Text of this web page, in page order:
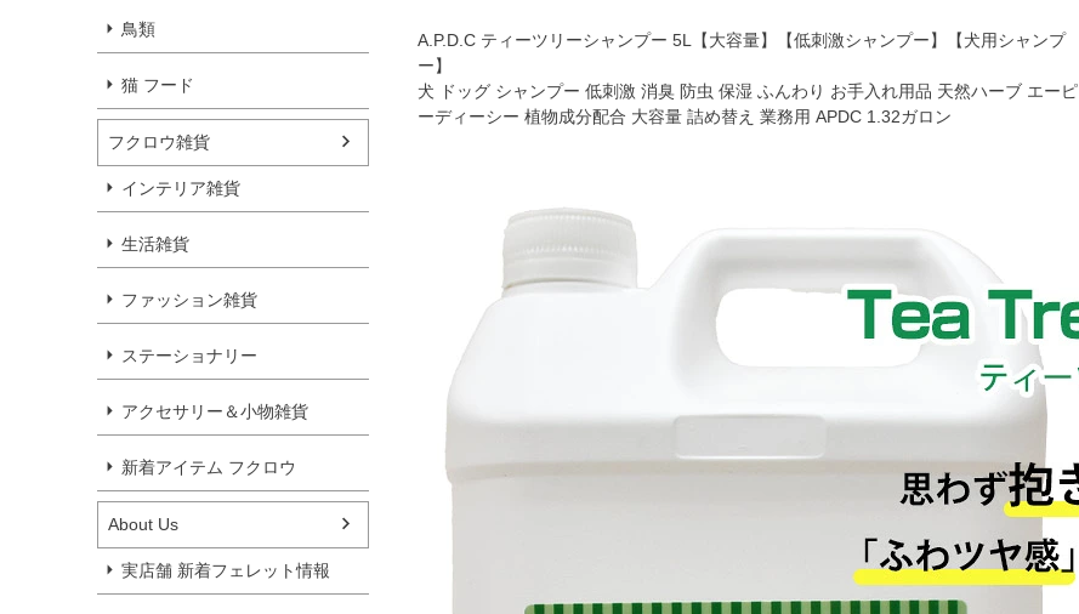
鳥類
猫 フード
フクロウ雑貨
インテリア雑貨
生活雑貨
ファッション雑貨
ステーショナリー
アクセサリー＆小物雑貨
新着アイテム フクロウ
About Us
実店舗 新着フェレット情報
A.P.D.C ティーツリーシャンプー 5L【大容量】【低刺激シャンプー】【犬用シャンプ
ー】
犬 ドッグ シャンプー 低刺激 消臭 防虫 保湿 ふんわり お手入れ用品 天然ハーブ エーピ
ーディーシー 植物成分配合 大容量 詰め替え 業務用 APDC 1.32ガロン